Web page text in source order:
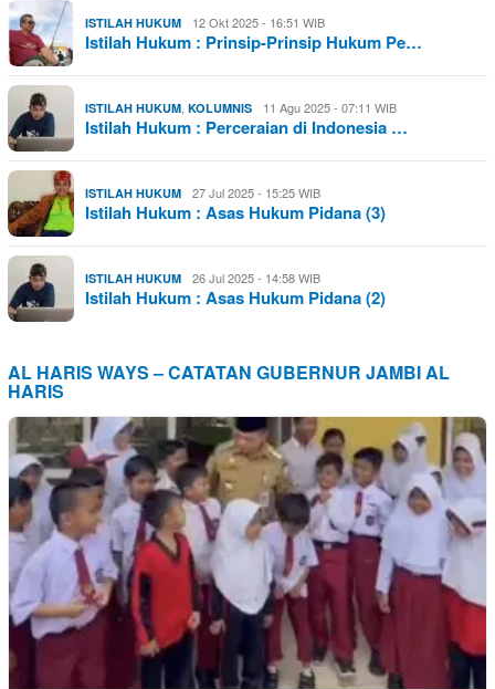
ISTILAH HUKUM 12 Okt 2025 - 16:51 WIB
Istilah Hukum : Prinsip-Prinsip Hukum Pe…
ISTILAH HUKUM, KOLUMNIS 11 Agu 2025 - 07:11 WIB
Istilah Hukum : Perceraian di Indonesia …
ISTILAH HUKUM 27 Jul 2025 - 15:25 WIB
Istilah Hukum : Asas Hukum Pidana (3)
ISTILAH HUKUM 26 Jul 2025 - 14:58 WIB
Istilah Hukum : Asas Hukum Pidana (2)
AL HARIS WAYS – CATATAN GUBERNUR JAMBI AL
HARIS